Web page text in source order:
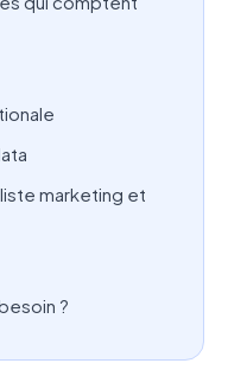
marketing et
?